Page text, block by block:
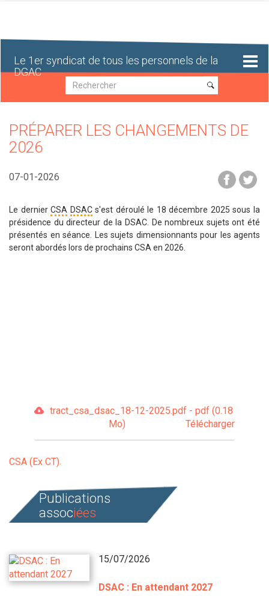
Le 1er syndicat de tous les personnels de la
DGAC
Recherche
Recherche
PRÉPARER LES CHANGEMENTS DE
2026
07-01-2026
Le dernierCSA DSACs'est déroulé le 18 décembre 2025 sous la
présidence du directeur de la DSAC. De nombreux sujets ont été
présentés en séance. Les sujets dimensionnants pour les agents
seront abordés lors de prochains CSA en 2026.
tract_csa_dsac_18-12-2025.pdf - pdf (0.18
Mo)
Télécharger
CSA (Ex CT)
Publications
associées
15/07/2026
DSAC : En attendant 2027